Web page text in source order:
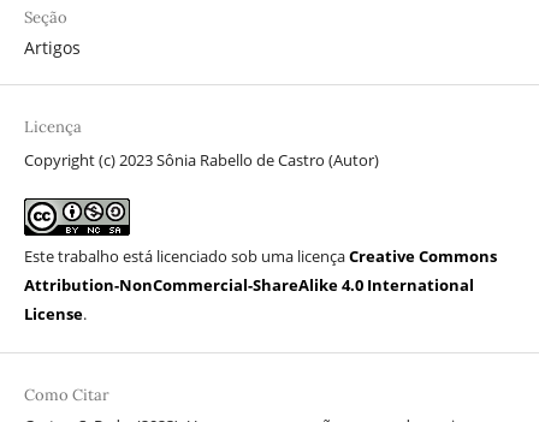
Seção
Artigos
Licença
Copyright (c) 2023 Sônia Rabello de Castro (Autor)
Este trabalho está licenciado sob uma licençaCreative Commons
Attribution-NonCommercial-ShareAlike 4.0 International
License.
Como Citar